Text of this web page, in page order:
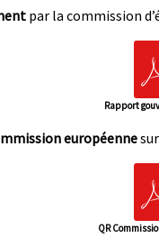
par la commission
Rapport
européenne
QR